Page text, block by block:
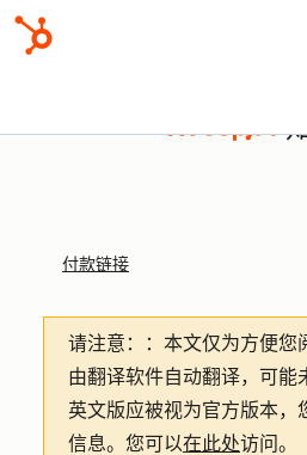
付款链接
请注意： ：本文仅为方便您
由翻译软件自动翻译，可能
英文版应被视为官方版本，
信息。您可以在此处访问。